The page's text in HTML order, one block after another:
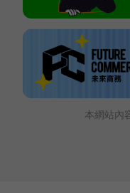
本網站內